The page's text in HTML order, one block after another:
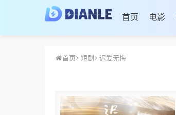
首页 电影
首页 短剧 迟爱无悔